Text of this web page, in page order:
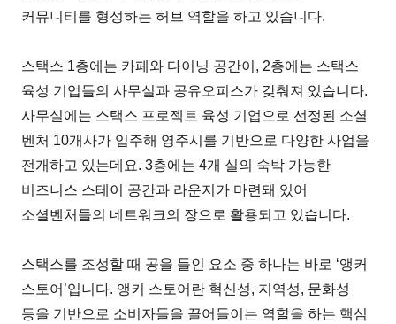
커뮤니티를 형성하는 허브 역할을 하고 있습니다.
스택스 1층에는 카페와 다이닝 공간이, 2층에는 스택스
육성 기업들의 사무실과 공유오피스가 갖춰져 있습니다.
사무실에는 스택스 프로젝트 육성 기업으로 선정된 소셜
벤처 10개사가 입주해 영주시를 기반으로 다양한 사업을
전개하고 있는데요. 3층에는 4개 실의 숙박 가능한
비즈니스 스테이 공간과 라운지가 마련돼 있어
소셜벤처들의 네트워크의 장으로 활용되고 있습니다.
스택스를 조성할 때 공을 들인 요소 중 하나는 바로 ‘앵커
스토어’입니다. 앵커 스토어란 혁신성, 지역성, 문화성
등을 기반으로 소비자들을 끌어들이는 역할을 하는 핵심